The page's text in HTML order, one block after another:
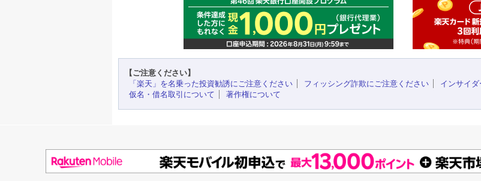
【ご注意ください】
「楽天」を名乗った投資勧誘にご注意ください
フィッシング詐欺にご注意ください インサイ
仮名・借名取引について
著作権について